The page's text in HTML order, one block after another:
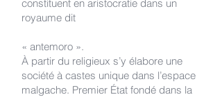
constituent en aristocratie dans un
royaume dit
« antemoro ».
À partir du religieux s’y élabore une
société à castes unique dans l’espace
malgache. Premier État fondé dans la